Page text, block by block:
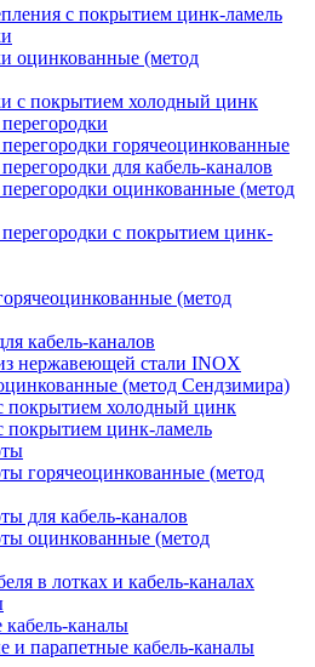
с покрытием цинк-ламель
оцинкованные (метод
с покрытием холодный цинк
горячеоцинкованные
для кабель-каналов
оцинкованные (метод
перегородки с покрытием цинк-
(метод
кабель-каналов
нержавеющей стали INOX
(метод Сендзимира)
покрытием холодный цинк
покрытием цинк-ламель
горячеоцинкованные (метод
для кабель-каналов
оцинкованные (метод
в лотках и кабель-каналах
каналы
и парапетные кабель-каналы